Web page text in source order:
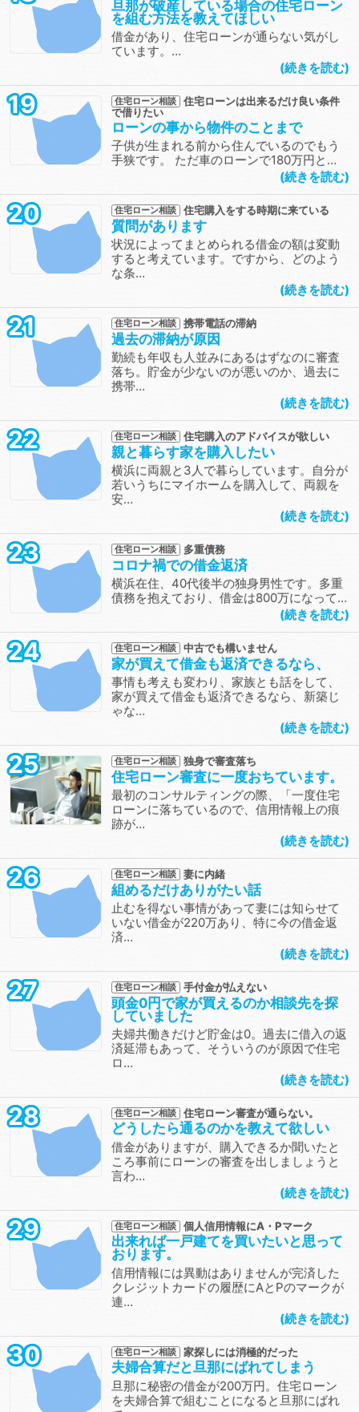
旦那が破産している場合の住宅ローン
を組む方法を教えてほしい
借金があり、住宅ローンが通らない気がし
ています。…
続きを読む
19 住宅ローン相談
住宅ローンは出来るだけ良い条件
で借りたい
ローンの事から物件のことまで
子供が生まれる前から住んでいるのでもう
手狭です。 ただ車のローンで180万円と…
続きを読む
20 住宅ローン相談 住宅購入をする時期に来ている
質問があります
状況によってまとめられる借金の額は変動
すると考えています。ですから、どのよう
な条…
続きを読む
21 住宅ローン相談 携帯電話の滞納
過去の滞納が原因
勤続も年収も人並みにあるはずなのに審査
落ち。貯金が少ないのが悪いのか、過去に
携帯…
続きを読む
22 住宅ローン相談 住宅購入のアドバイスが欲しい
親と暮らす家を購入したい
横浜に両親と3人で暮らしています。自分が
若いうちにマイホームを購入して、両親を
安…
続きを読む
23 住宅ローン相談 多重債務
コロナ禍での借金返済
横浜在住、40代後半の独身男性です。多重
債務を抱えており、借金は800万になって…
続きを読む
24 住宅ローン相談 中古でも構いません
家が買えて借金も返済できるなら、
事情も考えも変わり、家族とも話をして、
家が買えて借金も返済できるなら、新築じ
ゃな…
続きを読む
25 住宅ローン相談 独身で審査落ち
住宅ローン審査に一度おちています。
最初のコンサルティングの際、「一度住宅
ローンに落ちているので、信用情報上の痕
跡が…
続きを読む
26 住宅ローン相談 妻に内緒
組めるだけありがたい話
止むを得ない事情があって妻には知らせて
いない借金が220万あり、特に今の借金返
済…
続きを読む
27 住宅ローン相談 手付金が払えない
頭金0円で家が買えるのか相談先を探
していました
夫婦共働きだけど貯金は0。過去に借入の返
済延滞もあって、そういうのが原因で住宅
ロ…
続きを読む
28 住宅ローン相談 住宅ローン審査が通らない。
どうしたら通るのかを教えて欲しい
借金がありますが、購入できるか聞いたと
ころ事前にローンの審査を出しましょうと
言わ…
続きを読む
29 住宅ローン相談 個人信用情報にA・Pマーク
出来れば一戸建てを買いたいと思って
おります。
信用情報には異動はありませんが完済した
クレジットカードの履歴にAとPのマークが
連…
続きを読む
30 住宅ローン相談 家探しには消極的だった
夫婦合算だと旦那にばれてしまう
旦那に秘密の借金が200万円。住宅ローン
を夫婦合算で組むことになると旦那にばれ